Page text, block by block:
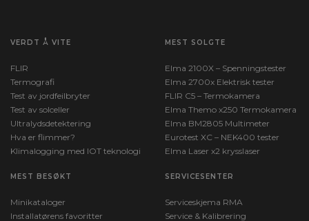
VERDT Å VITE
FLIR
Termografi
Test av jordfeilbryter
Test av solceller
Ultralydsdetektering
Hva er flimmer?
Klimalogging med IOT teknologi
MEST SOLGTE
Elma 2100X – Spenningstester
Elma 2700x Elektrisk tester
FLIR C5 – Termokamera
Elma Themo x250 Termokamera
Elma BM2805 Multimeter
Eurotest XC – NEK400 tester
Elma Laser x2 krysslaser
MEST BESØKT
Minikataloger
Installatørens favoritter
SERVICESENTER
Serviceskjema RMA
Service & Kalibrering